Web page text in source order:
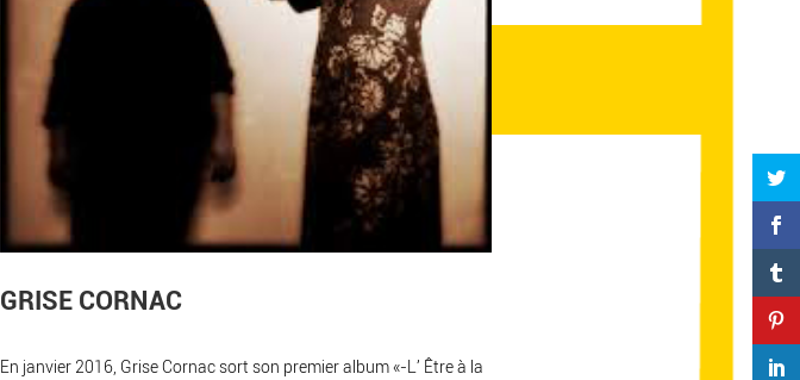
GRISE CORNAC
En janvier 2016, Grise Cornac sort son premier album «-L’ Être à la